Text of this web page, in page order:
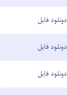
دونلود فایل
دونلود فایل
دونلود فایل